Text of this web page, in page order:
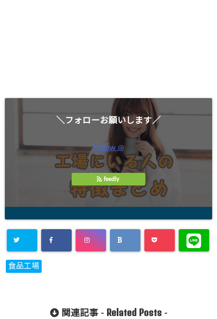
＼フォローお願いします／
Follow @
feedly
食品工場
関連記事 - Related Posts-